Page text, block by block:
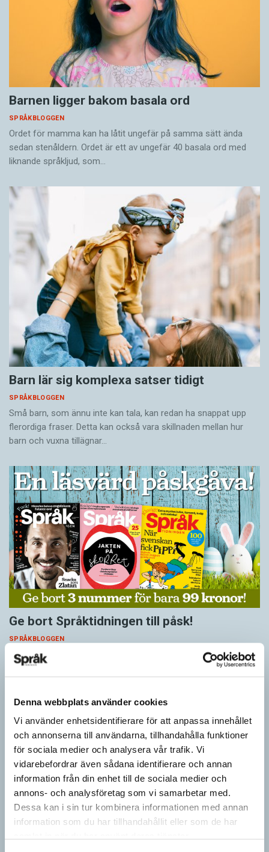
Denna webbplats använder cookies
Vi använder enhetsidentifierare för att anpassa innehållet
och annonserna till användarna, tillhandahålla funktioner
för sociala medier och analysera vår trafik. Vi
vidarebefordrar även sådana identifierare och annan
information från din enhet till de sociala medier och
annons- och analysföretag som vi samarbetar med.
Dessa kan i sin tur kombinera informationen med annan
information som du har tillhandahållit eller som de har
Barnen ligger bakom basala ord
SPRÅKBLOGGEN
Ordet för mamma kan ha låtit ungefär på samma sätt ända
sedan stenåldern. Ordet är ett av ungefär 40 basala ord med
liknande språkljud, som…
Barn lär sig komplexa satser tidigt
SPRÅKBLOGGEN
Små barn, som ännu inte kan tala, kan redan ha snappat upp
flerordiga fraser. Detta kan också vara skillnaden mellan hur
barn och vuxna tillägnar…
Ge bort Språktidningen till påsk!
SPRÅKBLOGGEN
Inför påsken har vi ett riktigt fint erbjudande. Just nu kan du ge
bort 3 nummer av Språktidningen för bara 99 kronor! Du kan